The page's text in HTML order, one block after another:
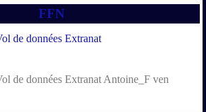
FFN
de données Extranat
de données Extranat Antoine_F ven